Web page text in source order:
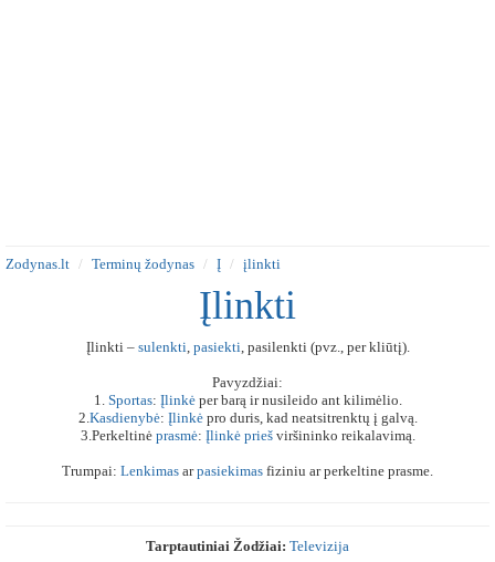
Zodynas.lt Terminų žodynas Į įlinkti
Įlinkti
Įlinkti – sulenkti, pasiekti, pasilenkti (pvz., per kliūtį).
Pavyzdžiai:
1. Sportas: Įlinkėper barą ir nusileido ant kilimėlio.
2.Kasdienybė: Įlinkėpro duris, kad neatsitrenktų į galvą.
3.Perkeltinė prasmė: Įlinkė priešviršininko reikalavimą.
Trumpai: Lenkimas arpasiekimas fiziniu ar perkeltine prasme.
Tarptautiniai Žodžiai: Televizija